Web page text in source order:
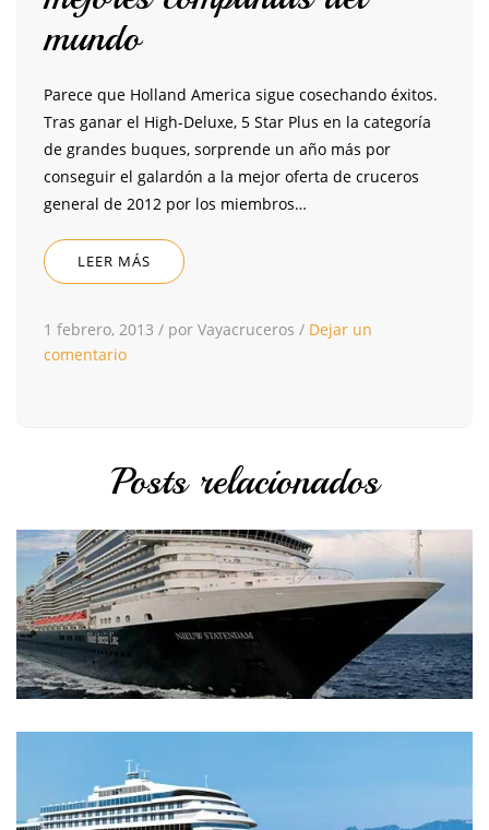
mundo
Parece que Holland America sigue cosechando éxitos.
Tras ganar el High-Deluxe, 5 Star Plus en la categoría
de grandes buques, sorprende un año más por
conseguir el galardón a la mejor oferta de cruceros
general de 2012 por los miembros…
LEER MÁS
1 febrero, 2013 / por Vayacruceros / Dejar un
comentario
Posts relacionados